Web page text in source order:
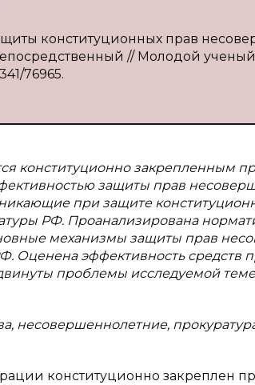
конституционных прав
// Молодой
76965.
конституционно закрепленным
защиты прав
при защите
РФ. Проанализирована
механизмы защиты прав
эффективность средств
проблемы исследуемой
несовершеннолетние,
конституционно закреплен